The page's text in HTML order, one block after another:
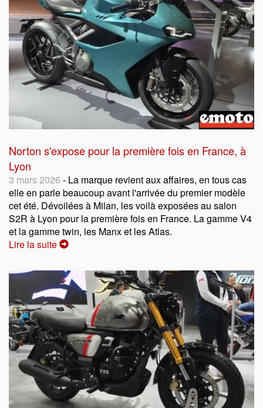
Norton s'expose pour la première fois en France, à
Lyon
3 mars 2026 - La marque revient aux affaires, en tous cas
elle en parle beaucoup avant l'arrivée du premier modèle
cet été. Dévoilées à Milan, les voilà exposées au salon
S2R à Lyon pour la première fois en France. La gamme V4
et la gamme twin, les Manx et les Atlas.
Lire la suite